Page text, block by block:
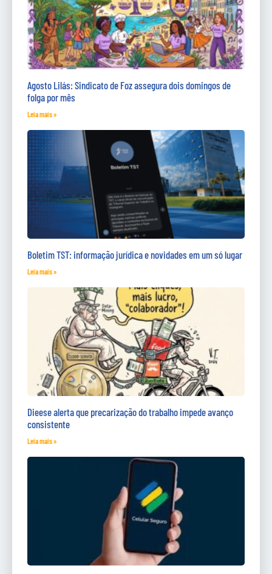
Agosto Lilás: Sindicato de Foz assegura dois domingos de
folga por mês
Leia mais »
Boletim TST: informação jurídica e novidades em um só lugar
Leia mais »
Dieese alerta que precarização do trabalho impede avanço
consistente
Leia mais »